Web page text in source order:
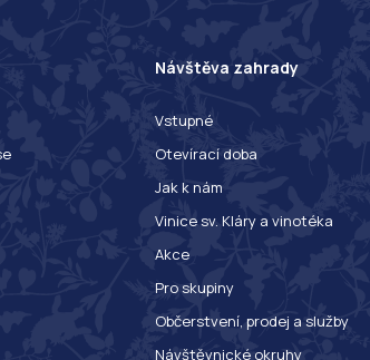
Návštěva zahrady
Vstupné
Otevírací doba
Jak k nám
Vinice sv. Kláry a vinotéka
Akce
Pro skupiny
Občerstvení, prodej a služby
Návštěvnické okruhy